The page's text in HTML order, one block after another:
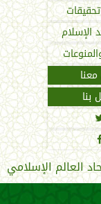
الإسلام
بنا